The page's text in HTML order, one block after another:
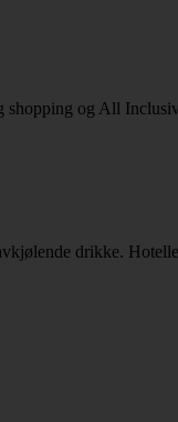
og All
drikke.